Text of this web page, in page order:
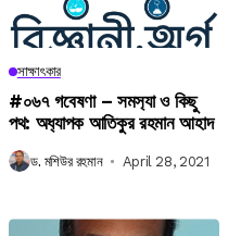
সাক্ষাৎকার
#০৬৭ গবেষণা – সমস‍্যা ও কিছু
পথ: অধ‍্যাপক আতিকুর রহমান আহাদ
ড. মশিউর রহমান April 28, 2021